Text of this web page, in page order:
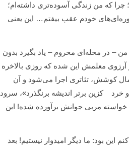
که من زندگی آسوده‌تری داشته‌ام؛
خودم عقب بیفتم… این یعنی
– در محله‌ای محروم – یاد بگیرد بدون
معلمش این شده که روزی بالاخره
سال کوشش، تئاتری اجرا می‌شود و آن
خرد کزین برتر اندیشه برنگذرد»، سرود
مربی جوانش برآورده شده! این
بود: ما دیگر امیدوار نیستیم! بعد